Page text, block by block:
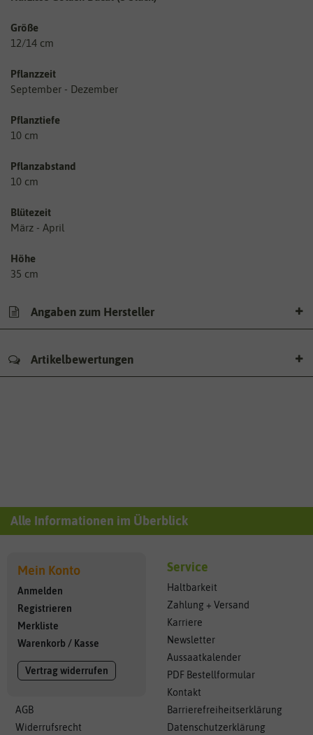
Größe
12/14 cm
Pflanzzeit
September - Dezember
Pflanztiefe
10 cm
Pflanzabstand
10 cm
Blütezeit
März - April
Höhe
35 cm
Angaben zum Hersteller
Artikelbewertungen
Alle Informationen im Überblick
Mein Konto
Anmelden
Registrieren
Merkliste
Warenkorb / Kasse
Vertrag widerrufen
AGB
Widerrufsrecht
Service
Haltbarkeit
Zahlung + Versand
Karriere
Newsletter
Aussaatkalender
PDF Bestellformular
Kontakt
Barrierefreiheitserklärung
Datenschutzerklärung